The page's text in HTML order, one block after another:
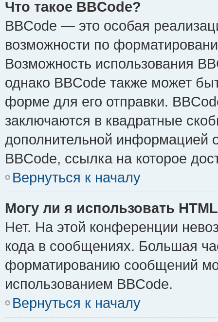
Что такое BBCode?
BBCode — это особая
возможности по
Возможность использования
однако BBCode также может
форме для его отправки.
заключаются в квадратные
дополнительной информацией
BBCode, ссылка на которое
Вернуться к началу
Могу ли я использовать
Нет. На этой конференции
кода в сообщениях. Большая
форматированию сообщений
использованием BBCode.
Вернуться к началу